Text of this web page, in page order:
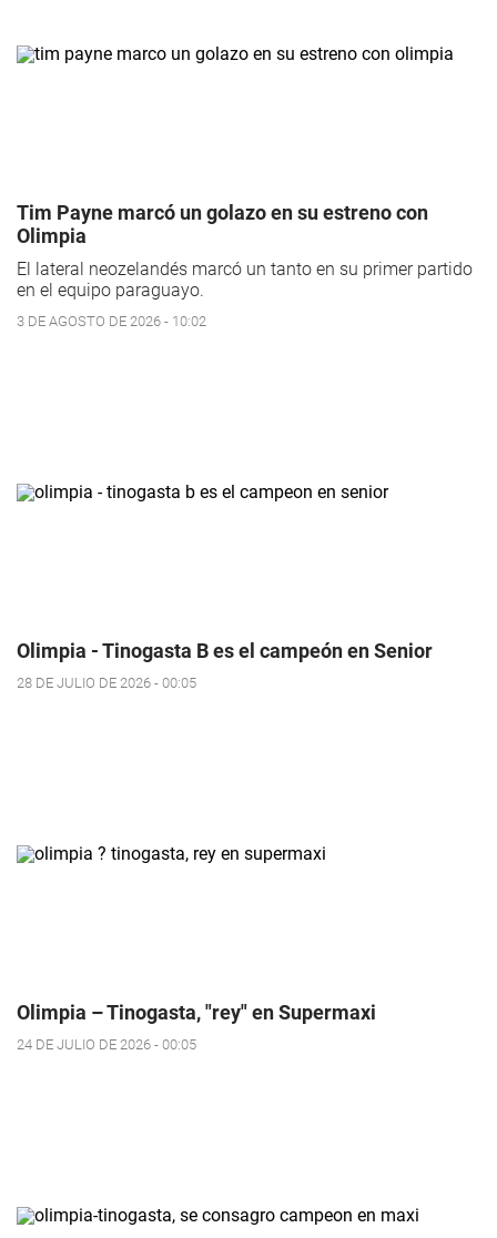
Tim Payne marcó un golazo en su estreno con
Olimpia
El lateral neozelandés marcó un tanto en su primer partido
en el equipo paraguayo.
3 DE AGOSTO DE 2026 - 10:02
Olimpia - Tinogasta B es el campeón en Senior
28 DE JULIO DE 2026 - 00:05
Olimpia – Tinogasta, "rey" en Supermaxi
24 DE JULIO DE 2026 - 00:05